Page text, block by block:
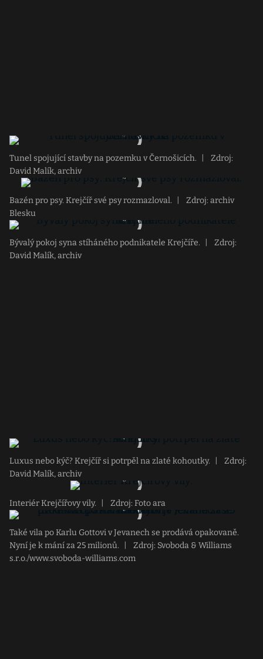
Tunel spojující stavby na pozemku v Černošicích.
Zdroj:
David Malík, archiv
Bazén pro psy. Krejčíř své psy rozmazloval.
Zdroj: archiv
Blesku
Bývalý pokoj syna stíháného podnikatele Krejčíře.
Zdroj:
David Malík, archiv
Luxus nebo kýč? Krejčíř si potrpěl na zlaté kohoutky.
Zdroj:
David Malík, archiv
Interiér Krejčířovy vily. Zdroj: Foto ara
Také vila po Karlu Gottovi v Jevanech se prodává opakovaně.
Nyní je k mání za 25 milionů.
Zdroj: Svoboda & Williams
s.r.o./www.svoboda-williams.com